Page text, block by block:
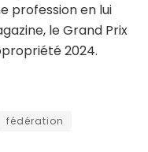
profession en lui
le Grand Prix
2024.
fédération